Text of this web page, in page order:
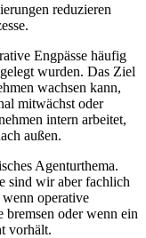
reduzieren
Engpässe häufig
wurden. Das Ziel
wachsen kann,
mitwächst oder
intern arbeitet,
außen.
Agenturthema.
sind wir aber fachlich
operative
bremsen oder wenn ein
vorhält.